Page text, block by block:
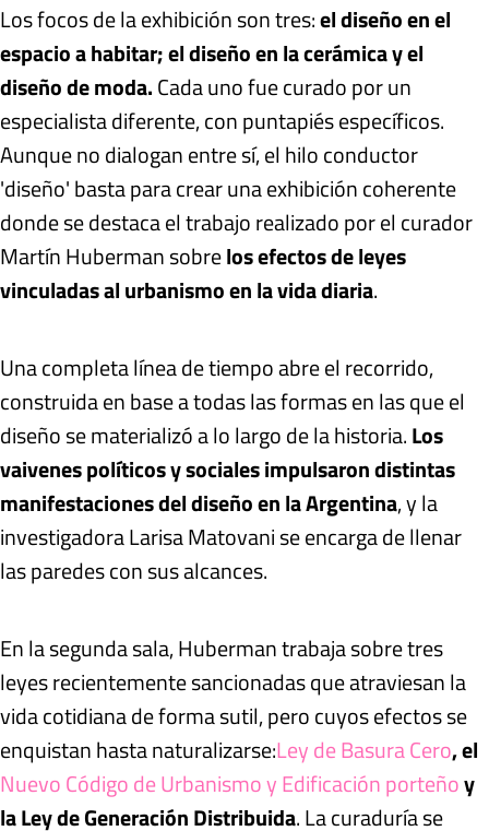
Los focos de la exhibición son tres:el diseño en el
espacio a habitar; el diseño en la cerámica y el
diseño de moda.Cada uno fue curado por un
especialista diferente, con puntapiés específicos.
Aunque no dialogan entre sí, el hilo conductor
'diseño' basta para crear una exhibición coherente
donde se destaca el trabajo realizado por el curador
Martín Huberman sobrelos efectos de leyes
vinculadas al urbanismo en la vida diaria.
Una completa línea de tiempo abre el recorrido,
construida en base a todas las formas en las que el
diseño se materializó a lo largo de la historia.Los
vaivenes políticos y sociales impulsaron distintas
manifestaciones del diseño en la Argentina, y la
investigadora Larisa Matovani se encarga de llenar
las paredes con sus alcances.
En la segunda sala, Huberman trabaja sobre tres
leyes recientemente sancionadas que atraviesan la
vida cotidiana de forma sutil, pero cuyos efectos se
enquistan hasta naturalizarse:Ley de Basura Cero, el
Nuevo Código de Urbanismo y Edificación porteñoy
la Ley de Generación Distribuida. La curaduría se